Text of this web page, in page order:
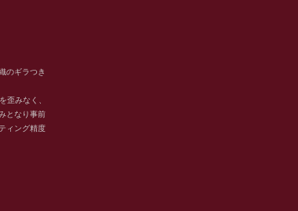
のギラつき
歪みなく、
となり事前
ィング精度